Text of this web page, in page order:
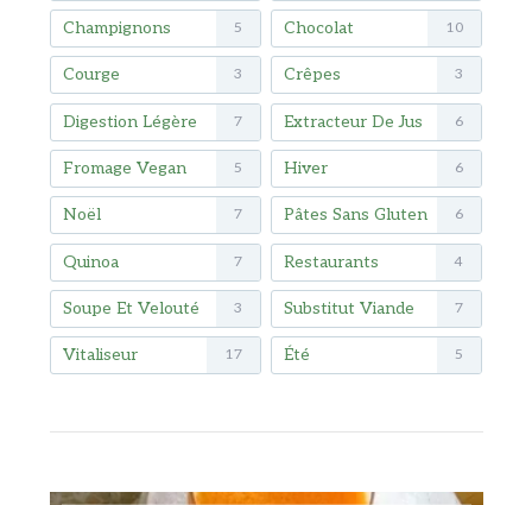
Champignons 5 Chocolat 10
Courge 3 Crêpes 3
Digestion Légère 7 Extracteur De Jus 6
Fromage Vegan 5 Hiver 6
Noël 7 Pâtes Sans Gluten 6
Quinoa 7 Restaurants 4
Soupe Et Velouté 3 Substitut Viande 7
Vitaliseur 17 Été 5